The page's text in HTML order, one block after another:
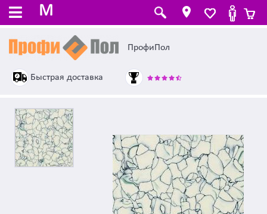
M
ПрофиПол
Быстрая доставка